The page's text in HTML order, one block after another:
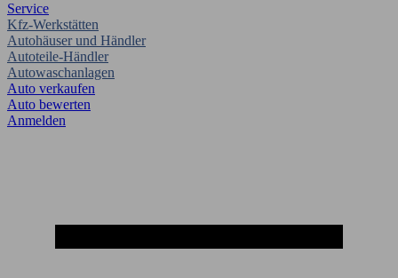
Service
Kfz-Werkstätten
Autohäuser und Händler
Autoteile-Händler
Autowaschanlagen
Auto verkaufen
Auto bewerten
Anmelden